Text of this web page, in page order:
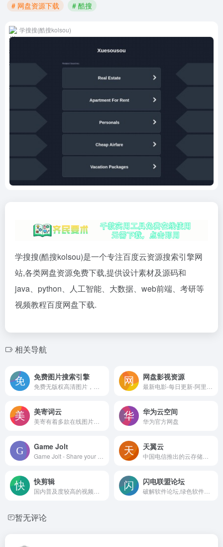
# 网盘资源下载
# 酷搜
学搜搜(酷搜kolsou)
学搜搜(酷搜kolsou)是一个专注百度云资源搜索引擎网
站,各类网盘资源免费下载,提供设计素材及源码和
java、python、人工智能、大数据、web前端、考研等
视频教程百度网盘下载.
相关导航
免费图片搜索引擎 网盘影视资源
美寄词云 华为云空间
华为官方网盘
Game Jolt 天翼云
快剪辑 闪电联盟论坛
暂无评论